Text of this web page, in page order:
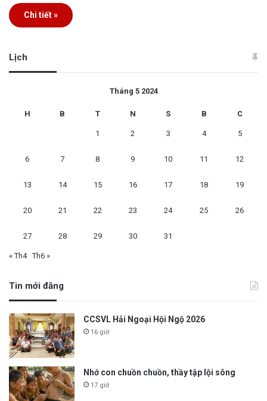
Chi tiết »
Lịch
Tháng 5 2024
H B T N S B C
1 2 3 4 5
6 7 8 9 10 11 12
13 14 15 16 17 18 19
20 21 22 23 24 25 26
27 28 29 30 31
« Th4 Th6 »
Tin mới đăng
CCSVL Hải Ngoại Hội Ngộ 2026
16 giờ
Nhớ con chuồn chuồn, thầy tập lội sông
17 giờ